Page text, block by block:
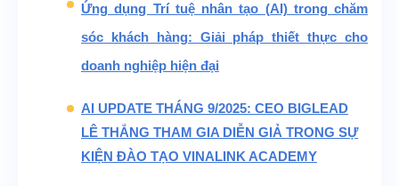
Ứng dụng Trí tuệ nhân tạo (AI) trong chăm
sóc khách hàng: Giải pháp thiết thực cho
doanh nghiệp hiện đại
AI UPDATE THÁNG 9/2025: CEO BIGLEAD
LÊ THẮNG THAM GIA DIỄN GIẢ TRONG SỰ
KIỆN ĐÀO TẠO VINALINK ACADEMY